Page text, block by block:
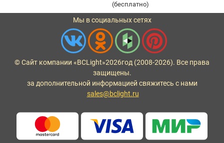
(бесплатно)
Мы в социальных сетях
© Сайт компании «BCLight»2026год (2008-2026). Все права
защищены.
за дополнительной информацией свяжитесь с нами
sales@bclight.ru